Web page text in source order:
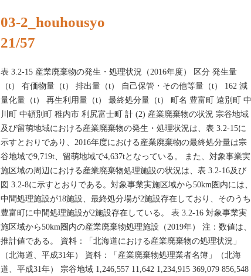
03-2_houhousyo
21/57
表 3.2-15 産業廃棄物の発生・処理状況（2016年度） 区分 発生量
（t） 有価物量（t） 排出量（t） 自己保管・その他等量（t） 162 減
量化量（t） 再生利用量（t） 最終処分量（t） 町名 豊富町 遠別町 中
川町 中頓別町 稚内市 利尻富士町 計 (2) 産業廃棄物の状況 宗谷地域
及び留萌地域における産業廃棄物の発生・処理状況は、表 3.2-15に
示すとおりであり、2016年度における産業廃棄物の最終処分量は宗
谷地域で9,719t、留萌地域で4,637tとなっている。 また、対象事業実
施区域の周辺における産業廃棄物処理施設の状況は、表 3.2-16及び
図 3.2-8に示すとおりである。対象事業実施区域から50km圏内には、
中間処理施設が18施設、最終処分場が2施設存在しており、そのうち
豊富町に中間処理施設が2施設存在している。 表 3.2-16 対象事業実
施区域から50km圏内の産業廃棄物処理施設（2019年） 注：数値は、
推計値である。 資料：「北海道における産業廃棄物の処理状況」
（北海道、平成31年） 資料：「産業廃棄物処理業者名簿」（北海
道、平成31年） 宗谷地域 1,246,557 11,642 1,234,915 369,079 856,548